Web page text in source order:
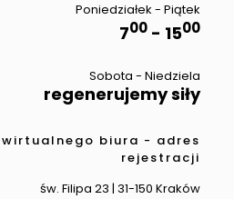
Poniedziałek - Piątek
700 - 1500
Sobota - Niedziela
regenerujemy siły
biura - adres
rejestracji
św. Filipa 23 | 31-150 Kraków